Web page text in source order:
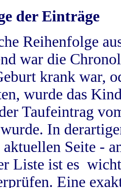
der Einträge
Reihenfolge
war die
krank war,
wurde das
Taufeintrag
In
Seite -
Liste ist es
Eine